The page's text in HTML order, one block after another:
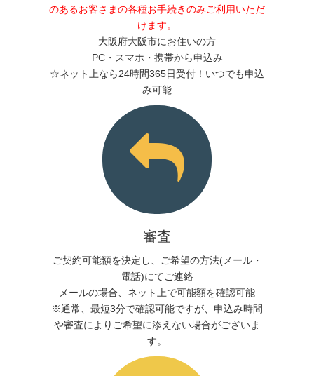
のあるお客さまの各種お手続きのみご利用いただ
けます。
大阪府大阪市にお住いの方
PC・スマホ・携帯から申込み
☆ネット上なら24時間365日受付！いつでも申込
み可能
審査
ご契約可能額を決定し、ご希望の方法(メール・
電話)にてご連絡
メールの場合、ネット上で可能額を確認可能
※通常、最短3分で確認可能ですが、申込み時間
や審査によりご希望に添えない場合がございま
す。